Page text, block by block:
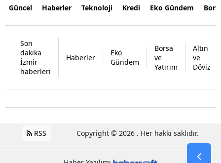
Güncel Haberler Teknoloji Kredi Eko Gündem
Son
dakika
İzmir
haberleri
Haberler
Eko
Gündem
Borsa
ve
Yatırım
Altın
ve
Döviz
RSS Copyright © 2026 . Her hakkı saklıdır.